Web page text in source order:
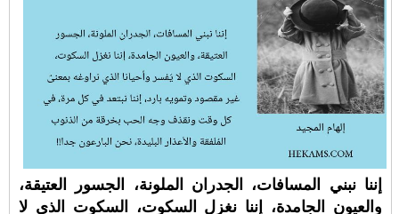
إننا نبني المسافات، الجدران الملونة، الجسور العتيقة،
والعيون الجامدة، إننا نغزل السكوت، السكوت الذي لا